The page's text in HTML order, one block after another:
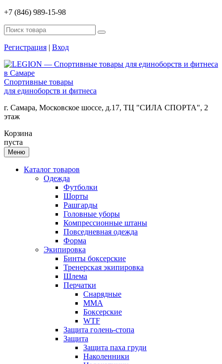
+7 (846) 989-15-98
Регистрация | Вход
Спортивные товары
для единоборств и фитнеса
г. Самара, Московское шоссе, д.17, ТЦ "СИЛА СПОРТА", 2
этаж
Корзина
пуста
Меню
Каталог товаров
Одежда
Футболки
Шорты
Рашгарды
Головные уборы
Компрессионные штаны
Повседневная одежда
Форма
Экипировка
Бинты боксерские
Тренерская экипировка
Шлема
Перчатки
Снарядные
ММА
Боксерские
WTF
Защита голень-стопа
Защита
Защита паха груди
Наколенники